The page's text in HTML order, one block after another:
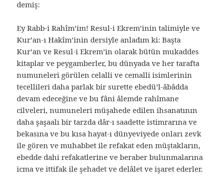
demiş:
Ey Rabb-i Rahîm’im! Resul-i Ekrem’inin talimiyle ve
Kur’an-ı Hakîm’inin dersiyle anladım ki: Başta
Kur’an ve Resul-i Ekrem’in olarak bütün mukaddes
kitaplar ve peygamberler, bu dünyada ve her tarafta
numuneleri görülen celalli ve cemalli isimlerinin
tecellileri daha parlak bir surette ebedü’l-âbâdda
devam edeceğine ve bu fâni âlemde rahîmane
cilveleri, numuneleri müşahede edilen ihsanatının
daha şaşaalı bir tarzda dâr-ı saadette istimrarına ve
bekasına ve bu kısa hayat-ı dünyeviyede onları zevk
ile gören ve muhabbet ile refakat eden müştakların,
ebedde dahi refakatlerine ve beraber bulunmalarına
icma ve ittifak ile şehadet ve delâlet ve işaret ederler.